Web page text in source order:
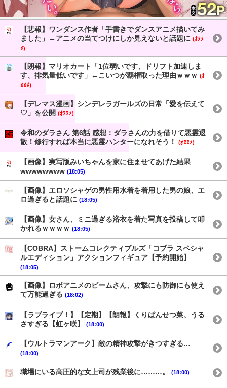
【悲報】ワンダンス作者「手書きでダンスアニメ描いてみ
ました」←アニメの当てつけにしか見えないと話題に (ｵﾇﾇ
ﾒ)
【朗報】マリオカート「1位弱いです、ドリフト加速しま
す、排気量低いです」←こいつが覇権取った理由ｗｗｗ (ｵ
ﾇﾇﾒ)
【デレマス漫画】シンデレラガールズの日常「愛を伝えて
♡」を公開 (ｵﾇﾇﾒ)
令和のダラさん 第6話 感想：ダラさんの力を借りて悪霊退
散！修行すれば本当に悪霊ハンターになれそう！
(ｵﾇﾇﾒ)
【画像】実写版みいちゃんを家に住ませてあげた結果
wwwwwwww (18:05)
【画像】エロソシャゲの男性用水着を着用した男の娘、エ
ロ過ぎると話題に (18:05)
【画像】女さん、ミニ過ぎる浴衣を着た写真を投稿して叩
かれるｗｗｗｗ (18:05)
【COBRA】ストームコレクティブルズ「コブラ スペシャ
ルエディション」アクションフィギュア【予約開始】
(18:05)
【画像】ロボアニメのビームさん、攻撃にも防御にも使え
て万能過ぎる (18:02)
【ラブライブ！】【定期】【朗報】くりぱんせつ菜、うる
さすぎる【虹ヶ咲】
(18:00)
【ウルトラマンアーク】敵の精神攻撃がきつすぎる…
(18:00)
職場にいる高圧的な女上司が残業後に………。 (18:00)